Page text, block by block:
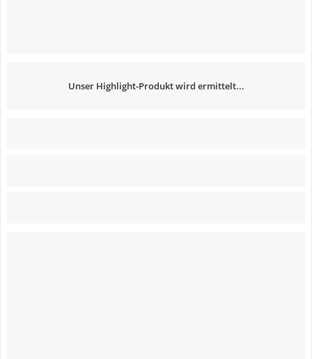
Unser Highlight-Produkt wird ermittelt...